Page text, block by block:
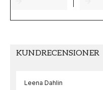
KUNDRECENSIONER
Leena Dahlin